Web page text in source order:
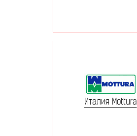
Италия Mottura